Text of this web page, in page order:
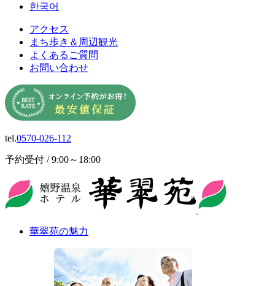
한국어
アクセス
まち歩き＆周辺観光
よくあるご質問
お問い合わせ
tel.0570-026-112
予約受付 / 9:00～18:00
華翠苑の魅力